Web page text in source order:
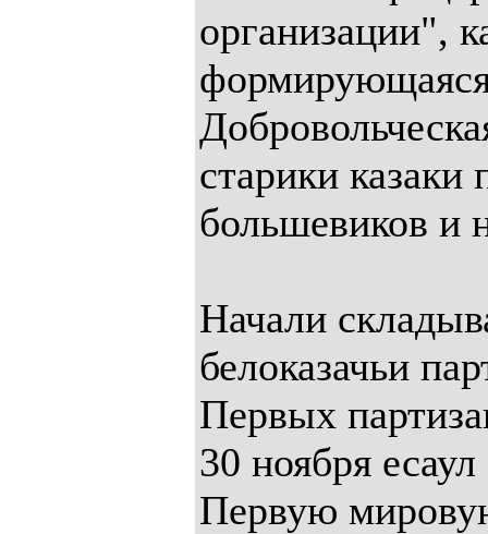
организации",
старики
большевиков и
Начали
белоказачьи
Первых
30 ноября
Первую